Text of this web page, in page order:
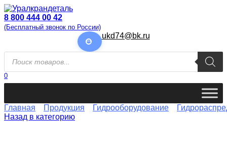
Перейти
к
содержанию
8 800 444 00 42
(Бесплатный звонок по России)
ukd74@bk.ru
Поиск
товаров
0
Главная Продукция Гидрооборудование
Назад в категорию